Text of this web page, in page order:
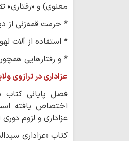
معنوی) و «رفتاری»
* حرمت قمه‌زنی از
* استفاده از آلات
* و رفتارهایی
عزاداری در ترازوی
فصل پایانی کتاب
اختصاص یافته
عزاداری و لزوم
کتاب «عزاداری